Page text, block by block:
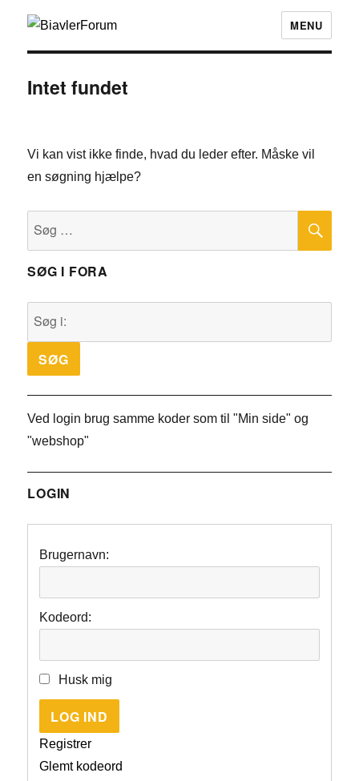
MENU
Intet fundet
Vi kan vist ikke finde, hvad du leder efter. Måske vil
en søgning hjælpe?
SØG I FORA
Ved login brug samme koder som til "Min side" og
"webshop"
LOGIN
Brugernavn:
Kodeord:
Husk mig
LOG IND
Registrer
Glemt kodeord